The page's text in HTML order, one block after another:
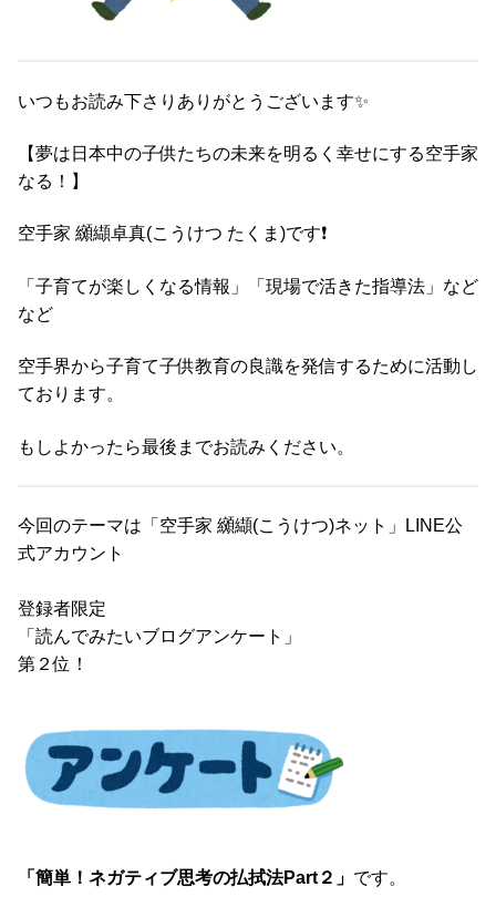
いつもお読み下さりありがとうございます✨
【夢は日本中の子供たちの未来を明るく幸せにする空手家
なる！】
空手家 纐纈卓真(こうけつ たくま)です❗️
「子育てが楽しくなる情報」「現場で活きた指導法」など
など
空手界から子育て子供教育の良識を発信するために活動し
ております。
もしよかったら最後までお読みください。
今回のテーマは「空手家 纐纈(こうけつ)ネット」LINE公
式アカウント
登録者限定
「読んでみたいブログアンケート」
第２位！
「簡単！ネガティブ思考の払拭法Part２」 です。